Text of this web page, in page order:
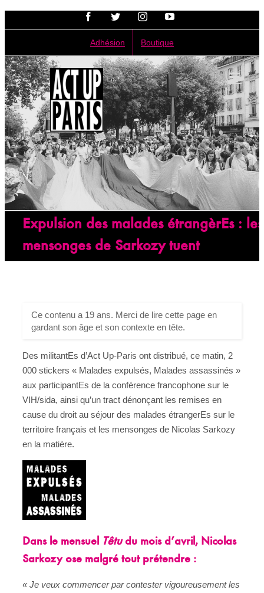
Passer
FacebookTwitterInstagramYouTube
Adhésion Boutique
Expulsion des malades étrangèrEs : les
mensonges de Sarkozy tuent
Ce contenu a 19 ans. Merci de lire cette page en
gardant son âge et son contexte en tête.
Des militantEs d’Act Up-Paris ont distribué, ce matin, 2
000 stickers « Malades expulsés, Malades assassinés »
aux participantEs de la conférence francophone sur le
VIH/sida, ainsi qu’un tract dénonçant les remises en
cause du droit au séjour des malades étrangerEs sur le
territoire français et les mensonges de Nicolas Sarkozy
en la matière.
Dans le mensuel Têtudu mois d’avril, Nicolas
Sarkozy ose malgré tout prétendre :
« Je veux commencer par contester vigoureusement les